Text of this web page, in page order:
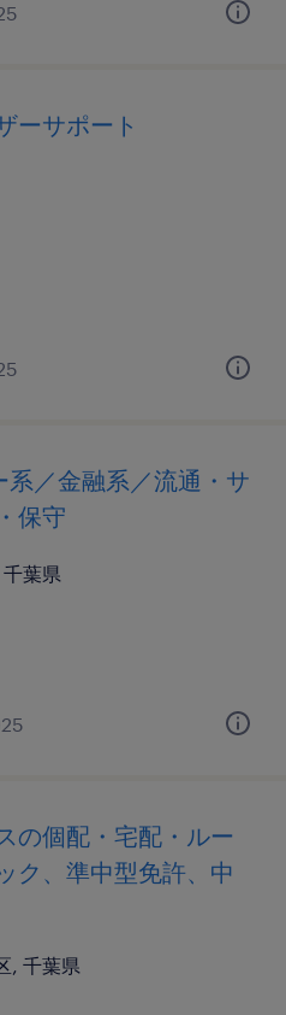
ーサポート
／金融系／流通・サ
保守
葉県
の個配・宅配・ルー
ク、準中型免許、中
, 千葉県